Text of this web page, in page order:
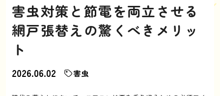
害虫対策と節電を両立させる
網戸張替えの驚くべきメリッ
ト
2026.06.02 害虫